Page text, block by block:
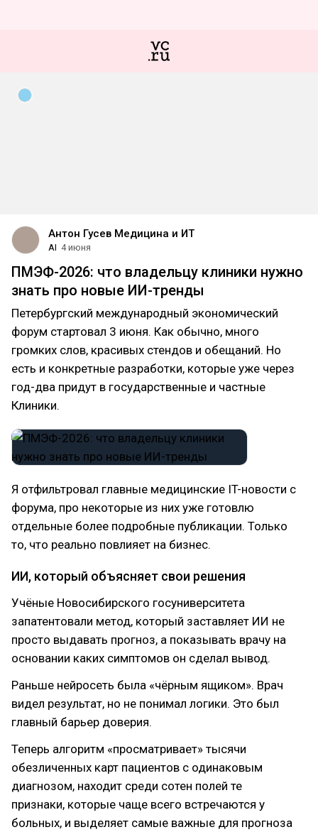
Антон Гусев Медицина и ИТ
AI 4 июня
ПМЭФ-2026: что владельцу клиники нужно
знать про новые ИИ-тренды
Петербургский международный экономический
форум стартовал 3 июня. Как обычно, много
громких слов, красивых стендов и обещаний. Но
есть и конкретные разработки, которые уже через
год-два придут в государственные и частные
Клиники.
Я отфильтровал главные медицинские IT-новости с
форума, про некоторые из них уже готовлю
отдельные более подробные публикации. Только
то, что реально повлияет на бизнес.
ИИ, который объясняет свои решения
Учёные Новосибирского госуниверситета
запатентовали метод, который заставляет ИИ не
просто выдавать прогноз, а показывать врачу на
основании каких симптомов он сделал вывод.
Раньше нейросеть была «чёрным ящиком». Врач
видел результат, но не понимал логики. Это был
главный барьер доверия.
Теперь алгоритм «просматривает» тысячи
обезличенных карт пациентов с одинаковым
диагнозом, находит среди сотен полей те
признаки, которые чаще всего встречаются у
больных, и выделяет самые важные для прогноза